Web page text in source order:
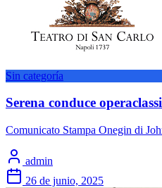
Sin categoría
Serena conduce
Comunicato Stampa Onegin di
admin
26 de junio, 2025